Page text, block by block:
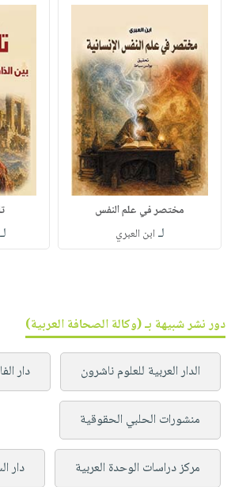
مختصر في علم النفس
لـ ابن العبري
دور نشر شبيهة بـ (وكالة الصحافة العربية)
الدار العربية للعلوم ناشرون دار
منشورات الحلبي الحقوقية
مركز دراسات الوحدة العربية دار